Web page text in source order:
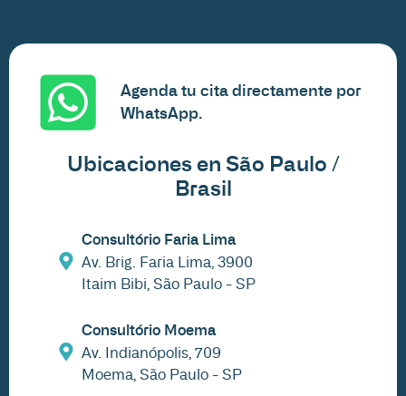
Agenda tu cita directamente por
WhatsApp.
Ubicaciones en São Paulo /
Brasil
Consultório Faria Lima
Av. Brig. Faria Lima, 3900
Itaim Bibi, São Paulo - SP
Consultório Moema
Av. Indianópolis, 709
Moema, São Paulo - SP